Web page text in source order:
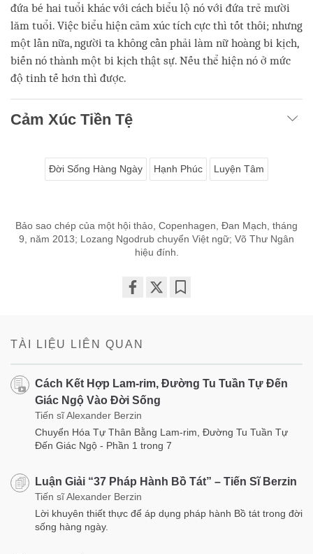
đứa bé hai tuổi khác với cách biểu lộ nó với đứa trẻ mười
lăm tuổi. Việc biểu hiện cảm xúc tích cực thì tốt thôi; nhưng
một lần nữa, người ta không cần phải làm nữ hoàng bi kịch,
biến nó thành một bi kịch thật sự. Nếu thể hiện nó ở mức
độ tinh tế hơn thì được.
Cảm Xúc Tiền Tệ
Đời Sống Hàng Ngày Hạnh Phúc Luyện Tâm
Bảo sao chép của một hội thảo, Copenhagen, Đan Mạch, tháng
9, năm 2013; Lozang Ngodrub chuyển Việt ngữ; Võ Thư Ngân
hiệu đính.
TÀI LIỆU LIÊN QUAN
Cách Kết Hợp Lam-rim, Đường Tu Tuần Tự Đến
Giác Ngộ Vào Đời Sống
Tiến sĩ Alexander Berzin
Chuyển Hóa Tự Thân Bằng Lam-rim, Đường Tu Tuần Tự
Đến Giác Ngộ - Phần 1 trong 7
Luận Giải “37 Pháp Hành Bồ Tát” – Tiến Sĩ Berzin
Tiến sĩ Alexander Berzin
Lời khuyên thiết thực để áp dụng pháp hành Bồ tát trong đời
sống hàng ngày.